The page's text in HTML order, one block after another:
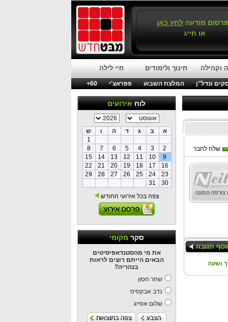
מודעה לחץ כאן
או חייג
וקהילה חינוך ולימודים חיי לילה
ונדל"ן המלצת השבוע פפראצ'י 60+
לוחאירועים
א ב ג ד ה ו
ש
1
2
3
4
5
6
7
8
9
10
11
12
13
14
15
16
17
18
19
20
21
22
23
24
25
26
27
28
29
30
31
צפה בכל אירועי החודש
סקרמקומי
את מי מהסטנדאפיסיטים
הבאים הייתם רוצים לראות
בנהריה?
שחר חסון
נדב אבקסיס
שלום אסייג
שלח לחבר
ושעה